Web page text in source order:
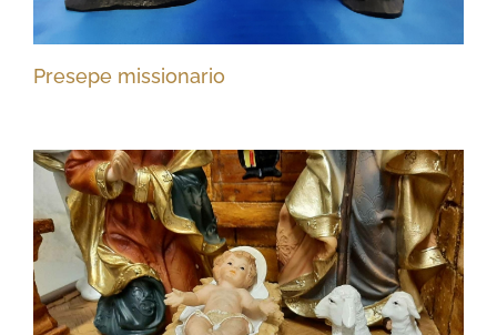
Presepe missionario